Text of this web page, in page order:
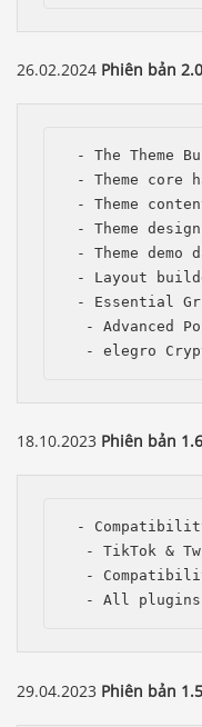
26.02.2024 Phiên bản
- The Theme
- Theme сore
- Theme
- Theme
- Theme demo
- Layout
- Essential
- Advanced
- elegro
18.10.2023 Phiên bản
-
- TikTok &
-
- All
29.04.2023 Phiên bản